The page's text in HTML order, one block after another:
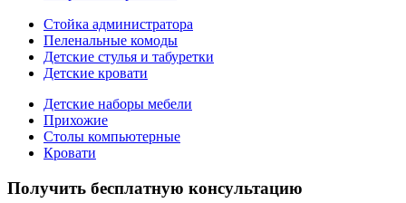
Стойка администратора
Пеленальные комоды
Детские стулья и табуретки
Детские кровати
Детские наборы мебели
Прихожие
Столы компьютерные
Кровати
Получить бесплатную консультацию